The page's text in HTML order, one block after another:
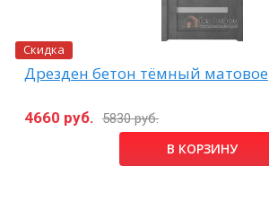
Скидка
Дрезден бетон тёмный матовое
4660 руб. 5830 руб.
В КОРЗИНУ